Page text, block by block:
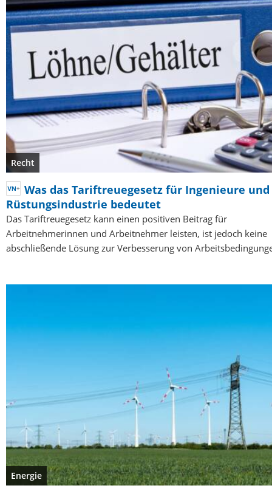
Recht
Was das Tariftreuegesetz für Ingenieure
Rüstungsindustrie bedeutet
Das Tariftreuegesetz kann einen positiven Beitrag für
Arbeitnehmerinnen und Arbeitnehmer leisten, ist jedoch keine
abschließende Lösung zur Verbesserung von
Energie